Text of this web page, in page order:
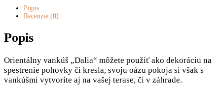
Popis
Recenzie (0)
Popis
Orientálny vankúš „Dalia“ môžete použiť ako dekoráciu na
spestrenie pohovky či kresla, svoju oázu pokoja si však s
vankúšmi vytvoríte aj na vašej terase, či v záhrade.